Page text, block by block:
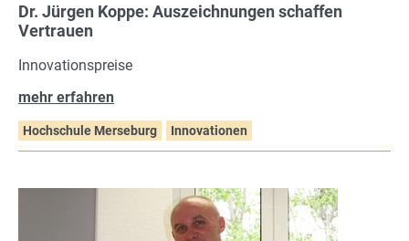
Dr. Jürgen Koppe: Auszeichnungen schaffen
Vertrauen
Innovationspreise
mehr erfahren
Hochschule Merseburg Innovationen